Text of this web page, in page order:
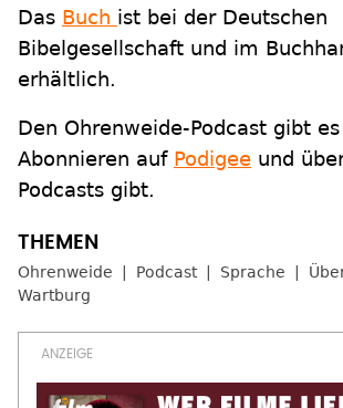
Das Buch ist bei der Deutschen
Bibelgesellschaft und im
erhältlich.
Den Ohrenweide-Podcast gibt
Abonnieren auf Podigee und
Podcasts gibt.
Ohrenweide Podcast Sprache
Wartburg